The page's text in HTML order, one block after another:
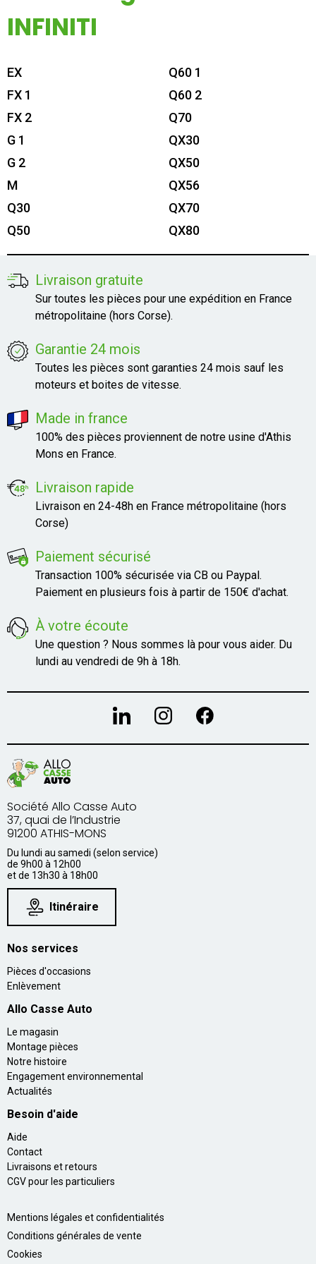
01 60 48 23 09
INFINITI
EX
FX 1
FX 2
G 1
G 2
M
Q30
Q50
Q60 1
Q60 2
Q70
QX30
QX50
QX56
QX70
QX80
Livraison gratuite
Sur toutes les pièces pour une expédition en France
métropolitaine (hors Corse).
Garantie 24 mois
Toutes les pièces sont garanties 24 mois sauf les
moteurs et boites de vitesse.
Made in france
100% des pièces proviennent de notre usine d'Athis
Mons en France.
Livraison rapide
Livraison en 24-48h en France métropolitaine (hors
Corse)
Paiement sécurisé
Transaction 100% sécurisée via CB ou Paypal.
Paiement en plusieurs fois à partir de 150€ d'achat.
À votre écoute
Une question ? Nous sommes là pour vous aider. Du
lundi au vendredi de 9h à 18h.
Société Allo Casse Auto
37, quai de l’Industrie
91200 ATHIS-MONS
Du lundi au samedi (selon service)
de 9h00 à 12h00
et de 13h30 à 18h00
Itinéraire
Nos services
Pièces d'occasions
Enlèvement
Allo Casse Auto
Le magasin
Montage pièces
Notre histoire
Engagement environnemental
Actualités
Besoin d'aide
Aide
Contact
Livraisons et retours
CGV pour les particuliers
Mentions légales et confidentialités
Conditions générales de vente
Cookies